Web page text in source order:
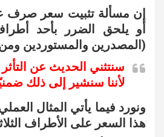
إن مسألة تثبيت سعر صرف
أو يلحق الضرر بأحد أطراف
(المصدرين والمستوردين
سنتثني الحديث عن
لأننا سنشير إلى ذلك
ونورد فيما يأتي المثال
هذا السعر على الأطراف